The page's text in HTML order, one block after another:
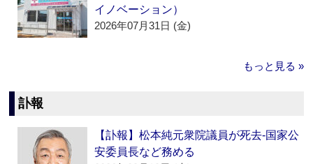
イノベーション）
2026年07月31日 (金)
もっと見る »
訃報
【訃報】松本純元衆院議員が死去‐国家公
安委員長など務める